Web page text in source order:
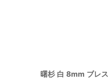
曙杉 白 8mm ブレ